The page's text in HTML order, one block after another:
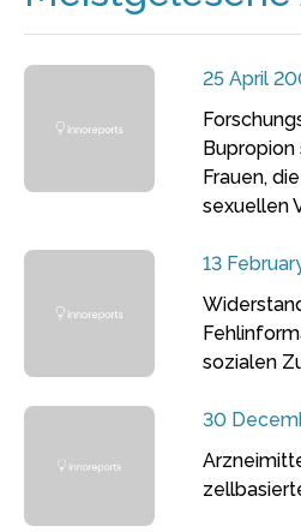
25 April
Frauen,
sexuellen
13
sozialen
30